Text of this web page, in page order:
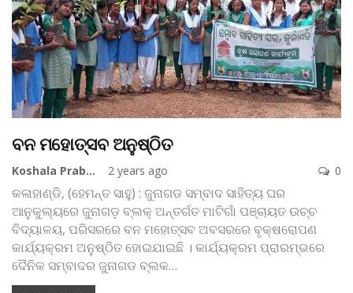
ବନ ମହୋତ୍ସବ ଅନୁଷ୍ଠିତ
Koshala Prabaha 2 years ago 0
କଳାହାଣ୍ଡି, (ହେମନ୍ତ ସାହୁ) : ଜୁନାଗଡ ସମ୍ବାଦ ସାହିତ୍ୟ ଘର
ଆନୁକୁଲ୍ୟରେ ଜୁନାଗଡ଼ ବ୍ଲକ୍ ଅନ୍ତର୍ଗତ ମାଟିଗାଁ ପଞ୍ଚାୟତ ଉଚ୍ଚ
ବିଦ୍ୟାଳୟ, ପରିସରରେ ବନ ମହୋତ୍ସବ ଅବସରରେ ବୃକ୍ଷରୋପଣ
କାର୍ଯ୍ୟକ୍ରମ ଅନୁଷ୍ଠିତ ହୋଇଯାଇଛି । କାର୍ଯ୍ୟକ୍ରମ ପ୍ରାରମ୍ଭରେ
ଦୈନିକ ସମ୍ବାଦର ଜୁନାଗଡ ବ୍ଲକ…